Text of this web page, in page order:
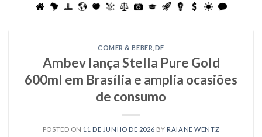
COMER & BEBER DF
Ambev lança Stella Pure Gold
600ml em Brasília e amplia ocasiões
de consumo
POSTED ON 11 DE JUNHO DE 2026 BY RAIANE WENTZ